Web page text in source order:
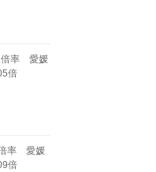
倍率 愛媛
倍
率 愛媛
倍